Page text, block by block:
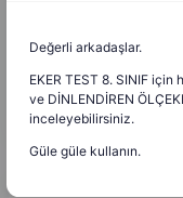
Değerli arkadaşlar.
EKER TEST 8. SINIF için
ve DİNLENDİREN
inceleyebilirsiniz.
Güle güle kullanın.